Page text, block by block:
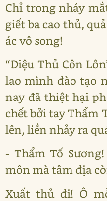
Chỉ trong nháy
giết ba cao thủ,
ác vô song!
“Diệu Thủ Côn
lao mình đào tạo
nay đã thiệt hại
chết bởi tay Thẩm
lên, liền nhảy ra
- Thẩm Tố
môn mà tâm địa
Xuất thủ đi! Ô